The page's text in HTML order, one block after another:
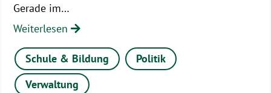
Gerade im…
Weiterlesen
Schule & Bildung
Politik
Verwaltung